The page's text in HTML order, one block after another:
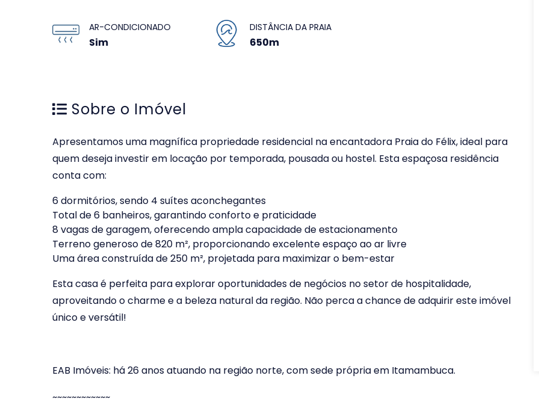
AR-CONDICIONADO
Sim
DISTÂNCIA DA PRAIA
650m
Sobre o Imóvel
Apresentamos uma magnífica propriedade residencial na encantadora Praia do Félix, ideal para
quem deseja investir em locação por temporada, pousada ou hostel. Esta espaçosa residência
conta com:
6 dormitórios, sendo 4 suítes aconchegantes
Total de 6 banheiros, garantindo conforto e praticidade
8 vagas de garagem, oferecendo ampla capacidade de estacionamento
Terreno generoso de 820 m², proporcionando excelente espaço ao ar livre
Uma área construída de 250 m², projetada para maximizar o bem-estar
Esta casa é perfeita para explorar oportunidades de negócios no setor de hospitalidade,
aproveitando o charme e a beleza natural da região. Não perca a chance de adquirir este imóvel
único e versátil!
EAB Imóveis: há 26 anos atuando na região norte, com sede própria em Itamambuca.
~~~~~~~~~~~~